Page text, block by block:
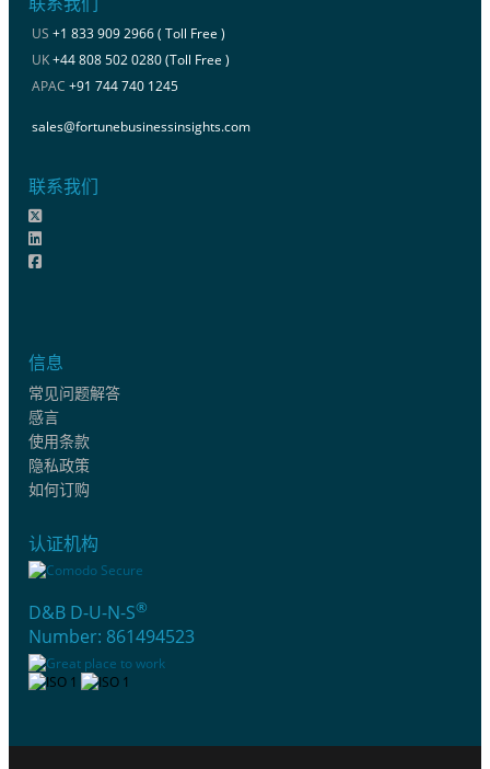
US +1 833 909 2966 ( Toll Free )
UK+44 808 502 0280 (Toll Free )
APAC +91 744 740 1245
sales@fortunebusinessinsights.com
联系我们
信息
常见问题解答
感言
使用条款
隐私政策
如何订购
认证机构
D&B D-U-N-S®
Number: 861494523